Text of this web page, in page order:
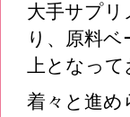
大手サプリ
り、原料
上となっ
着々と進め